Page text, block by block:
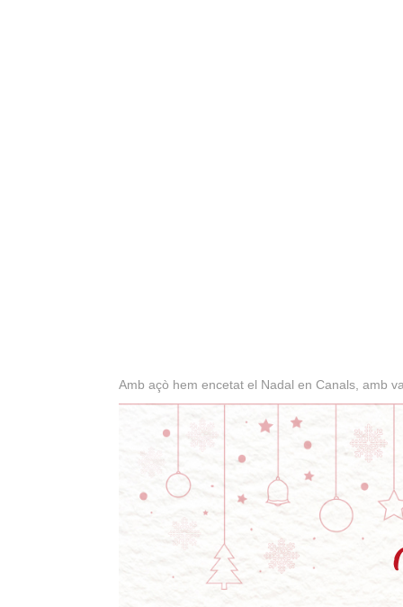
Amb açò hem encetat el Nadal en Canals, amb